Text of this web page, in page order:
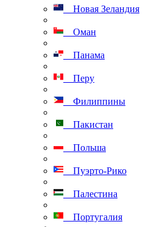
Новая Зеландия
Оман
Панама
Перу
Филиппины
Пакистан
Польша
Пуэрто-Рико
Палестина
Португалия